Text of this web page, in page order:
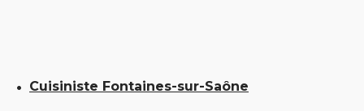
Cuisiniste Fontaines-sur-Saône